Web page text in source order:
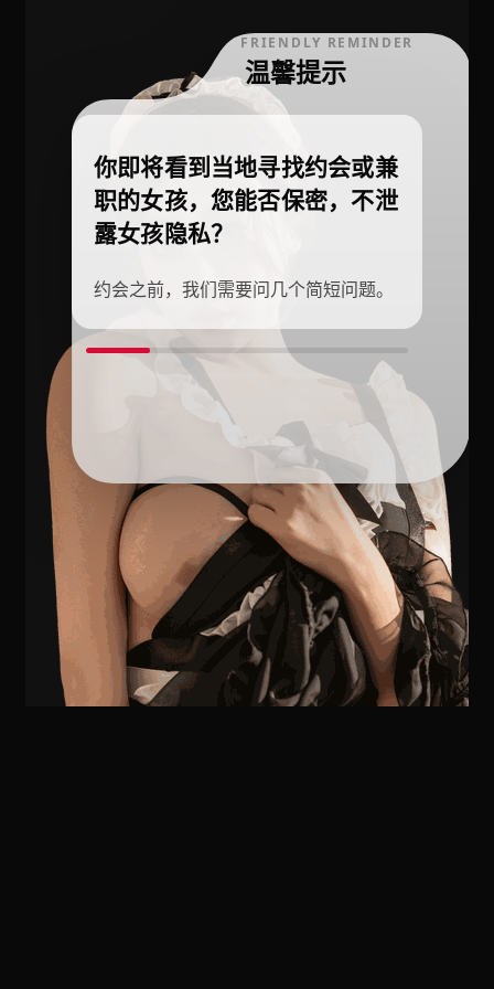
FRIENDLY REMINDER
温馨提示
你即将看到当地寻找约会或兼
职的女孩，您能否保密，不泄
露女孩隐私？
约会之前，我们需要问几个简短问题。